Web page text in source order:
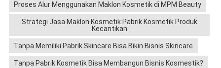
Proses Alur Menggunakan Maklon Kosmetik di MPM Beauty
Strategi Jasa Maklon Kosmetik Pabrik Kosmetik Produk
Kecantikan
Tanpa Memiliki Pabrik Skincare Bisa Bikin Bisnis Skincare
Tanpa Pabrik Kosmetik Bisa Membangun Bisnis Kosmestik?